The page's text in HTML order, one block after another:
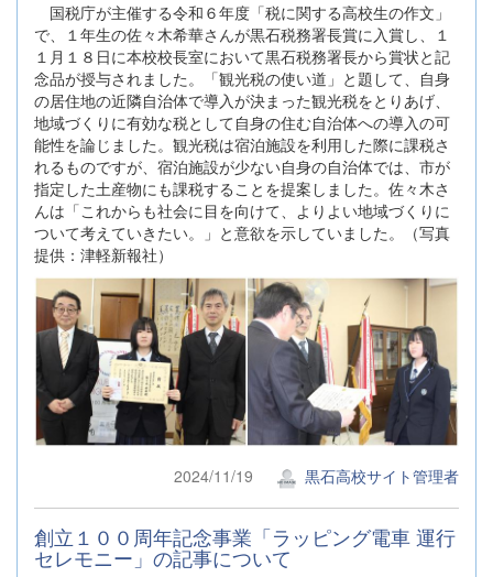
国税庁が主催する令和６年度「税に関する高校生の作文」
で、１年生の佐々木希華さんが黒石税務署長賞に入賞し、１
１月１８日に本校校長室において黒石税務署長から賞状と記
念品が授与されました。「観光税の使い道」と題して、自身
の居住地の近隣自治体で導入が決まった観光税をとりあげ、
地域づくりに有効な税として自身の住む自治体への導入の可
能性を論じました。観光税は宿泊施設を利用した際に課税さ
れるものですが、宿泊施設が少ない自身の自治体では、市が
指定した土産物にも課税することを提案しました。佐々木さ
んは「これからも社会に目を向けて、よりよい地域づくりに
ついて考えていきたい。」と意欲を示していました。（写真
提供：津軽新報社）
2024/11/19 黒石高校サイト管理者
創⽴１００周年記念事業「ラッピング電⾞ 運⾏
セレモニー」の記事について